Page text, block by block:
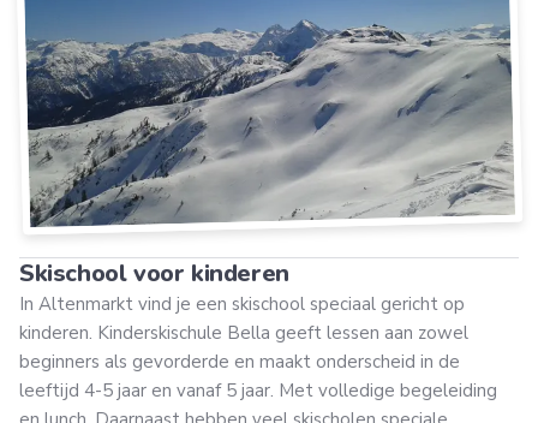
Skischool voor kinderen
In Altenmarkt vind je een skischool speciaal gericht op
kinderen. Kinderskischule Bella geeft lessen aan zowel
beginners als gevorderde en maakt onderscheid in de
leeftijd 4-5 jaar en vanaf 5 jaar. Met volledige begeleiding